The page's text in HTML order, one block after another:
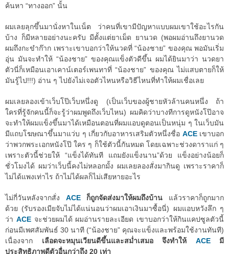
ค้นหา “ทางออก” นั้น
ผมเลยลุกขึ้นมานั่งหาในเน็ต ว่าคนที่เขามีปัญหาแบบผมเขาใช้อะไรกัน
บ้าง ก็มีหลายอย่างนะครับ มีตั้งแต่ยาเม็ด ยานวด (พอผมอ่านถึงยานวด
ผมถึงกะขำก๊าก เพราะเขาบอกว่าให้นวดที่ “น้องชาย” ของคุณ พอมันเริ่ม
อุ่น มันจะทำให้ “น้องชาย” ของคุณแข็งตัวดีขึ้น ผมได้ยินมาว่า นวดยา
ตัวนี่ก็เหมือนเอาเคาน์เตอร์เพนทาที่ “น้องชาย” ของคุณ ไม่แสบตายก็ให้
มันรู้ไป!!!) อ่าน ๆ ไปยังไม่เจอตัวไหนหรือวิธีไหนที่ทำให้ผมเชื่อเลย
ผมเลยลองเข้าเว็บโป๊เว็บหนึ่งดู (เป็นเว็บของผู้ชายหัวล้านคนหนึ่ง ถ้า
ใครที่รู้จักคนนี้ก็จะรู้ว่าผมพูดถึงเว็บไหน) ผมคิดว่าบางทีการดูหนังโป๊อาจ
จะทำให้ผมแข็งขึ้นมาได้เหมือนตอนที่ผมแอบดูตอนเป็นหนุ่ม ๆ ในเว็บมัน
มีแถบโฆษณาขึ้นมาแว่บ ๆ เกี่ยวกับอาหารเสริมตัวหนึ่งชื่อ ACEเขาบอก
ว่าพวกพระเอกหนังโป๊ ใคร ๆ ก็ใช้ตัวนี้กันหมด โดยเฉพาะช่วงดาราแก่ ๆ
เพราะตัวนี้ช่วยให้ “แข็งได้ทันที แถมยังแข็งนาน”ด้วย แข็งอย่างน้อยก็
ชั่วโมงได้ ผมว่าเว็บนี้คงไม่หลอกมั้ง ผมเลยลองสั่งมากินดู เพราะราคาก็
ไม่ได้แพงเท่าไร ถ้าไม่ได้ผลก็ไม่เสียหายอะไร
ไม่กี่วันหลังจากสั่ง ACE ก็ถูกจัดส่งมาให้ผมถึงบ้าน แล้วราคาก็ถูกมาก
ด้วย (รับรองเมียจับไม่ได้แน่นอนว่าผมเอาเงินมาซื้อนี่) ผมแอบหวังลึก ๆ
ว่า ACEจะช่วยผมได้ ผมอ่านรายละเอียด เขาบอกว่าให้กินแคปซูลตัวนี้
ก่อนมีเพศสัมพันธ์ 30 นาที (“น้องชาย” คุณจะแข็งและพร้อมใช้งานทันที)
เนื่องจาก เลือดจะหมุนเวียนดีขึ้นและสม่ำเสมอ จึงทำให้ ACEมี
ประสิทธิภาพดีตัวอื่นกว่าถึง 20 เท่า